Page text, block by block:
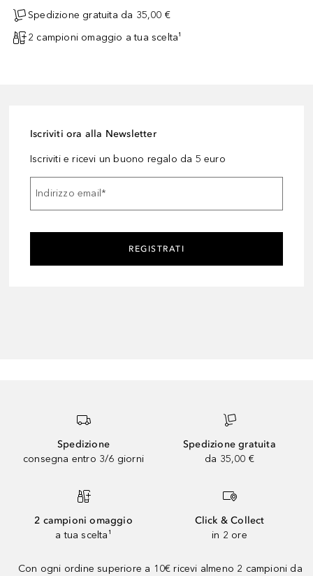
Spedizione gratuita da 35,00 €
2 campioni omaggio a tua scelta¹
Iscriviti ora alla Newsletter
Iscriviti e ricevi un buono regalo da 5 euro
Indirizzo email*
REGISTRATI
Spedizione
consegna entro 3/6 giorni
Spedizione gratuita
da 35,00 €
2 campioni omaggio
a tua scelta¹
Click & Collect
in 2 ore
Con ogni ordine superiore a 10€ ricevi almeno 2 campioni da